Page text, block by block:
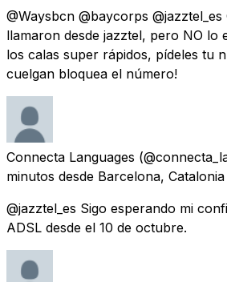
@Waysbcn @baycorps
llamaron desde jazztel, pero NO lo
los calas super rápidos, pídeles tu
cuelgan bloquea el número!
Connecta Languages
minutos desde Barcelona, Catalonia
@jazztel_es Sigo esperando mi
ADSL desde el 10 de octubre.